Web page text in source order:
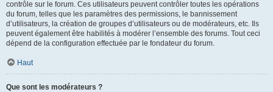
contrôle sur le forum. Ces utilisateurs peuvent contrôler toutes les opérations
du forum, telles que les paramètres des permissions, le bannissement
d’utilisateurs, la création de groupes d’utilisateurs ou de modérateurs, etc. Ils
peuvent également être habilités à modérer l’ensemble des forums. Tout ceci
dépend de la configuration effectuée par le fondateur du forum.
Haut
Que sont les modérateurs ?